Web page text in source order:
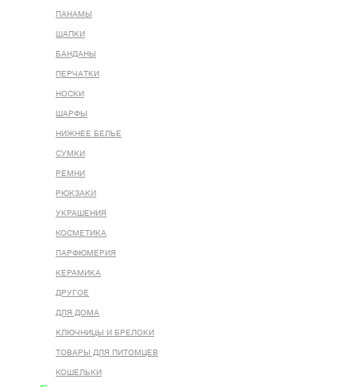
ПАНАМЫ
ШАПКИ
БАНДАНЫ
ПЕРЧАТКИ
НОСКИ
ШАРФЫ
НИЖНЕЕ БЕЛЬЕ
СУМКИ
РЕМНИ
РЮКЗАКИ
УКРАШЕНИЯ
КОСМЕТИКА
ПАРФЮМЕРИЯ
КЕРАМИКА
ДРУГОЕ
ДЛЯ ДОМА
КЛЮЧНИЦЫ И БРЕЛОКИ
ТОВАРЫ ДЛЯ ПИТОМЦЕВ
КОШЕЛЬКИ